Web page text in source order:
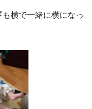
も横で一緒に横になっ